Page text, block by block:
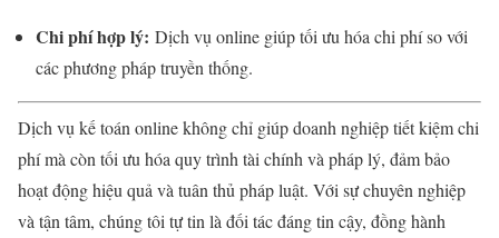
Chi phí hợp lý: Dịch vụ online giúp tối ưu hóa chi phí so với
các phương pháp truyền thống.
Dịch vụ kế toán online không chỉ giúp doanh nghiệp tiết kiệm chi
phí mà còn tối ưu hóa quy trình tài chính và pháp lý, đảm bảo
hoạt động hiệu quả và tuân thủ pháp luật. Với sự chuyên nghiệp
và tận tâm, chúng tôi tự tin là đối tác đáng tin cậy, đồng hành